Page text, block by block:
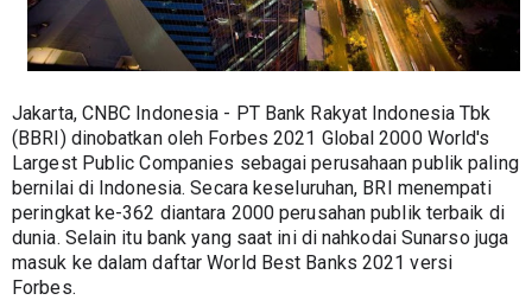
Jakarta, CNBC Indonesia - PT Bank Rakyat Indonesia Tbk
(BBRI) dinobatkan oleh Forbes 2021 Global 2000 World's
Largest Public Companies sebagai perusahaan publik paling
bernilai di Indonesia. Secara keseluruhan, BRI menempati
peringkat ke-362 diantara 2000 perusahan publik terbaik di
dunia. Selain itu bank yang saat ini di nahkodai Sunarso juga
masuk ke dalam daftar World Best Banks 2021 versi
Forbes.